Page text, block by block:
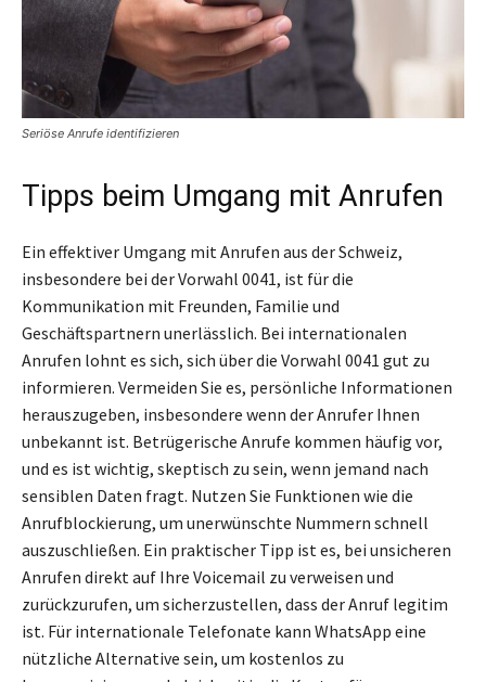
Seriöse Anrufe identifizieren
Tipps beim Umgang mit Anrufen
Ein effektiver Umgang mit Anrufen aus der Schweiz,
insbesondere bei der Vorwahl 0041, ist für die
Kommunikation mit Freunden, Familie und
Geschäftspartnern unerlässlich. Bei internationalen
Anrufen lohnt es sich, sich über die Vorwahl 0041 gut zu
informieren. Vermeiden Sie es, persönliche Informationen
herauszugeben, insbesondere wenn der Anrufer Ihnen
unbekannt ist. Betrügerische Anrufe kommen häufig vor,
und es ist wichtig, skeptisch zu sein, wenn jemand nach
sensiblen Daten fragt. Nutzen Sie Funktionen wie die
Anrufblockierung, um unerwünschte Nummern schnell
auszuschließen. Ein praktischer Tipp ist es, bei unsicheren
Anrufen direkt auf Ihre Voicemail zu verweisen und
zurückzurufen, um sicherzustellen, dass der Anruf legitim
ist. Für internationale Telefonate kann WhatsApp eine
nützliche Alternative sein, um kostenlos zu